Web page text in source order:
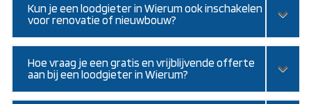
Kun je een loodgieter in Wierum ook inschakelen
voor renovatie of nieuwbouw?
Hoe vraag je een gratis en vrijblijvende offerte
aan bij een loodgieter in Wierum?